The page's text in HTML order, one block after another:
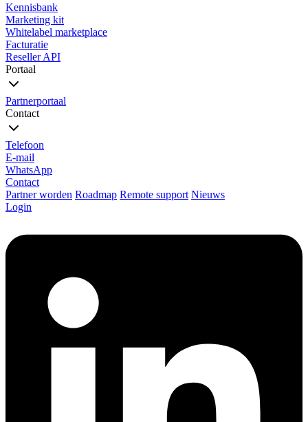
Kennisbank
Marketing kit
Whitelabel marketplace
Facturatie
Reseller API
Portaal
Partnerportaal
Contact
Telefoon
E-mail
WhatsApp
Contact
Partner worden Roadmap Remote support Nieuws
Login